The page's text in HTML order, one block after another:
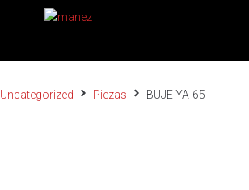
Uncategorized Piezas BUJE YA-65